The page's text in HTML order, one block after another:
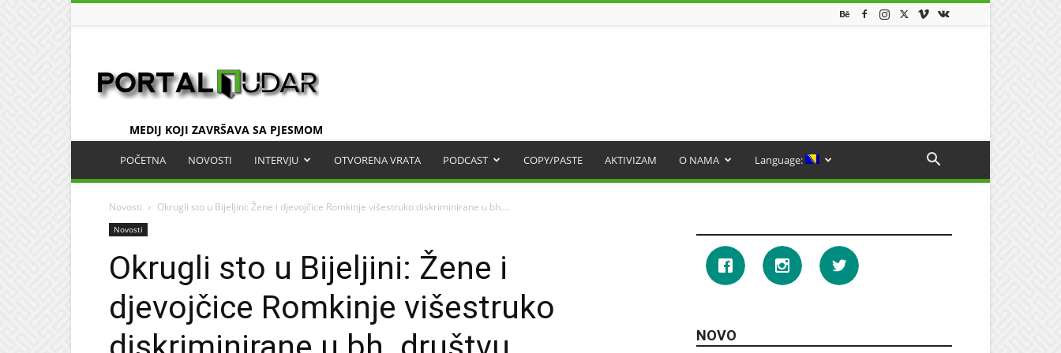
MEDIJ KOJI ZAVRŠAVA SA PJESMOM
POČETNA NOVOSTI INTERVJU OTVORENA VRATA PODCAST COPY/PASTE AKTIVIZAM O NAMA Language:
Novosti Okrugli sto u Bijeljini: Žene i djevojčice Romkinje višestruko diskriminirane u bh....
Novosti
Okrugli sto u Bijeljini: Žene i
djevojčice Romkinje višestruko
NOVO